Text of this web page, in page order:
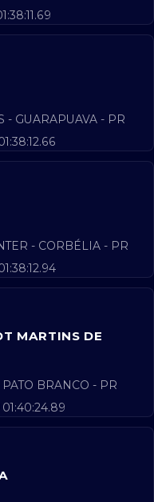
- GUARAPUAVA - PR
- CORBÉLIA - PR
MARTINS DE
BRANCO - PR
01:40:24.89